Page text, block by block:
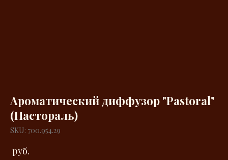
Ароматический диффузор "Pastoral"
(Пастораль)
SKU: 700.954.29
руб.